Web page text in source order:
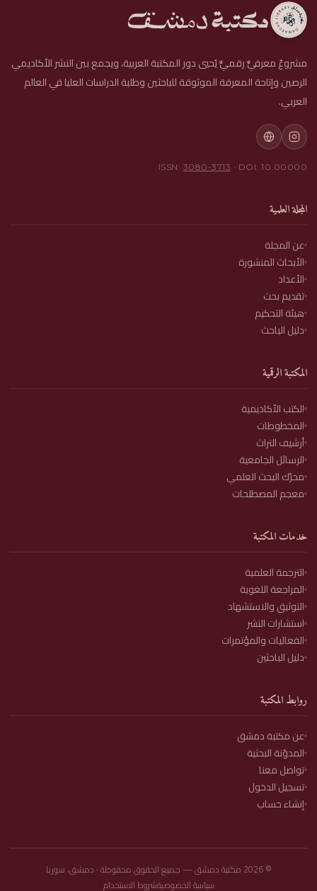
مشروعٌ معرفيٌّ رقميٌّ يُحيي دور المكتبة العربية، ويجمع بين النشر الأكاديمي
الرصين وإتاحة المعرفة الموثوقة للباحثين وطلبة الدراسات العليا في العالم
العربي.
ISSN: 3080-3713 · DOI: 10.00000
المجلة العلمية
عن المجلة
الأبحاث المنشورة
الأعداد
تقديم بحث
هيئة التحكيم
دليل الباحث
المكتبة الرقمية
الكتب الأكاديمية
المخطوطات
أرشيف التراث
الرسائل الجامعية
محرّك البحث العلمي
معجم المصطلحات
خدمات المكتبة
الترجمة العلمية
المراجعة اللغوية
التوثيق والاستشهاد
استشارات النشر
الفعاليات والمؤتمرات
دليل الباحثين
روابط المكتبة
عن مكتبة دمشق
المدوّنة البحثية
تواصل معنا
تسجيل الدخول
إنشاء حساب
©
2026 مكتبة دمشق — جميع الحقوق محفوظة · دمشق، سوريا
سياسة الخصوصيةشروط الاستخدام